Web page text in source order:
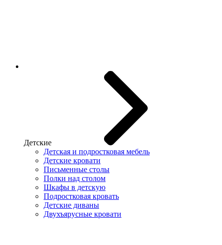
Детские
Детская и подростковая мебель
Детские кровати
Письменные столы
Полки над столом
Шкафы в детскую
Подростковая кровать
Детские диваны
Двухъярусные кровати